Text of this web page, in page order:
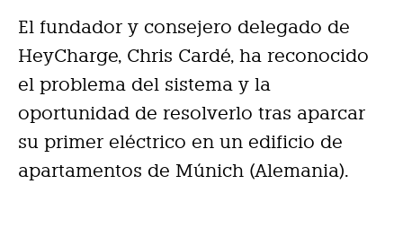
El fundador y consejero delegado de
HeyCharge, Chris Cardé, ha reconocido
el problema del sistema y la
oportunidad de resolverlo tras aparcar
su primer eléctrico en un edificio de
apartamentos de Múnich (Alemania).